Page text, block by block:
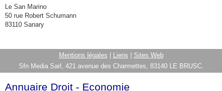
Le San Marino
50 rue Robert Schumann
83110 Sanary
Mentions légales Liens
Sites Web
Sfn Media Sarl, 421 avenue des Charmettes, 83140 LE BRUSC.
Annuaire Droit - Economie